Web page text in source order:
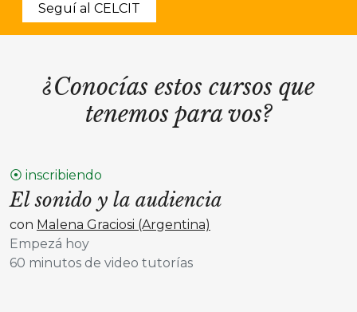
Seguí al CELCIT
¿Conocías estos cursos que
tenemos para vos?
⦿ inscribiendo
El sonido y la audiencia
con Malena Graciosi (Argentina)
Empezá hoy
60 minutos de video tutorías